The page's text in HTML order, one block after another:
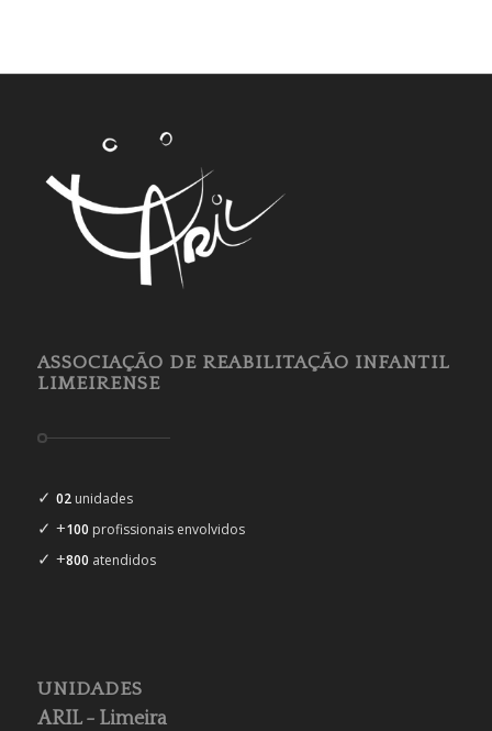
ASSOCIAÇÃO DE REABILITAÇÃO INFANTIL
LIMEIRENSE
✓ 02unidades
✓ +100 profissionais envolvidos
✓ +800 atendidos
UNIDADES
ARIL - Limeira